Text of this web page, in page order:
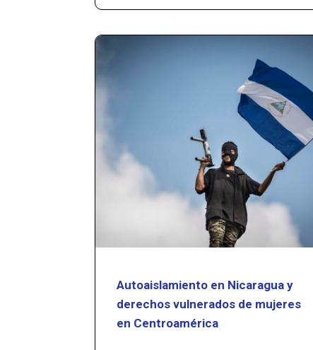
Autoaislamiento en Nicaragua y
derechos vulnerados de mujeres
en Centroamérica